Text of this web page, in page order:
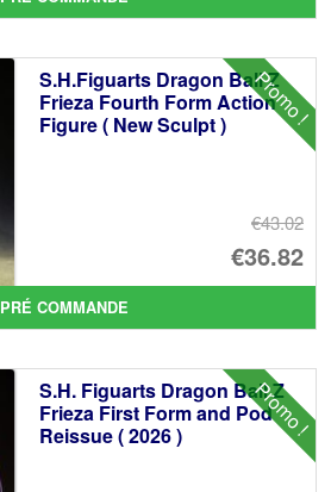
Promo !
S.H.Figuarts Dragon Ball Z
Frieza Fourth Form Action
Figure ( New Sculpt )
€43.02
Le
€36.82
Le
PRÉ COMMANDE
Promo !
S.H. Figuarts Dragon Ball Z
Frieza First Form and Pod
Reissue ( 2026 )